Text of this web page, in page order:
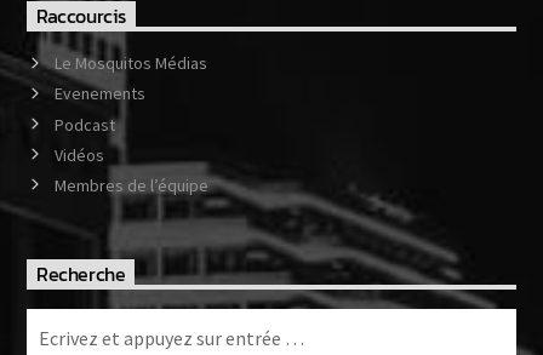
Raccourcis
Le Mosquitos Médias
Evenements
Podcast
Vidéos
Membres de l’équipe
Recherche